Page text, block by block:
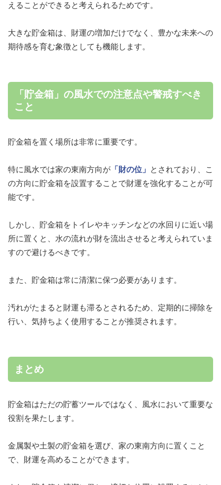
えることができると考えられるためです。
大きな貯金箱は、財運の増加だけでなく、豊かな未来への
期待感を育む象徴としても機能します。
「貯金箱」の風水での注意点や警戒すべき
こと
貯金箱を置く場所は非常に重要です。
特に風水では家の東南方向が 「財の位」
とされており、こ
の方向に貯金箱を設置することで財運を強化することが可
能です。
しかし、貯金箱をトイレやキッチンなどの水回りに近い場
所に置くと、水の流れが財を流出させると考えられていま
すので避けるべきです。
また、貯金箱は常に清潔に保つ必要があります。
汚れがたまると財運も滞るとされるため、定期的に掃除を
行い、気持ちよく使用することが推奨されます。
まとめ
貯金箱はただの貯蓄ツールではなく、風水において重要な
役割を果たします。
金属製や土製の貯金箱を選び、家の東南方向に置くこと
で、財運を高めることができます。